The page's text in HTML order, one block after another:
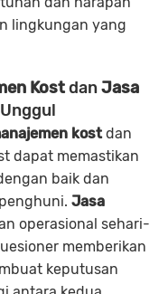
lingkungan yang
KostdanJasa
kostdan
dapat memastikan
baik dan
Jasa
operasional sehari-
memberikan
keputusan